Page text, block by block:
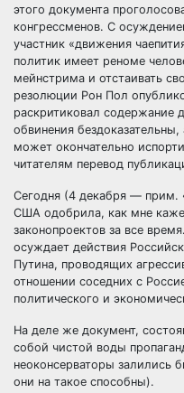
этого документа
конгрессменов. С
участник «движения
политик имеет реноме
мейнстрима и отстаивать
резолюции Рон Пол
раскритиковал содержание
обвинения
может окончательно
читателям перевод
Сегодня (4 декабря — прим.
США одобрила, как мне
законопроектов за все
осуждает действия
Путина, проводящих
отношении соседних с
политического и
На деле же документ,
собой чистой воды
неоконсерваторы залились
они на такое способны).